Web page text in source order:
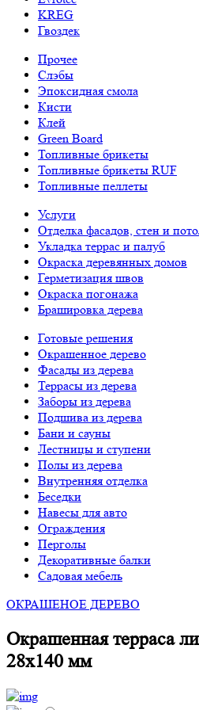
KREG
Гвоздек
Прочее
Слэбы
Эпоксидная смола
Кисти
Клей
Green Board
Топливные брикеты
Топливные брикеты RUF
Топливные пеллеты
Услуги
Отделка фасадов, стен и
Укладка террас и палуб
Окраска деревянных домов
Герметизация швов
Окраска погонажа
Брашировка дерева
Готовые решения
Окрашенное дерево
Фасады из дерева
Террасы из дерева
Заборы из дерева
Подшива из дерева
Бани и сауны
Лестницы и ступени
Полы из дерева
Внутренняя отделка
Беседки
Навесы для авто
Ограждения
Перголы
Декоративные балки
Садовая мебель
ОКРАШЕНОЕ ДЕРЕВО
Окрашенная терраса
28х140 мм